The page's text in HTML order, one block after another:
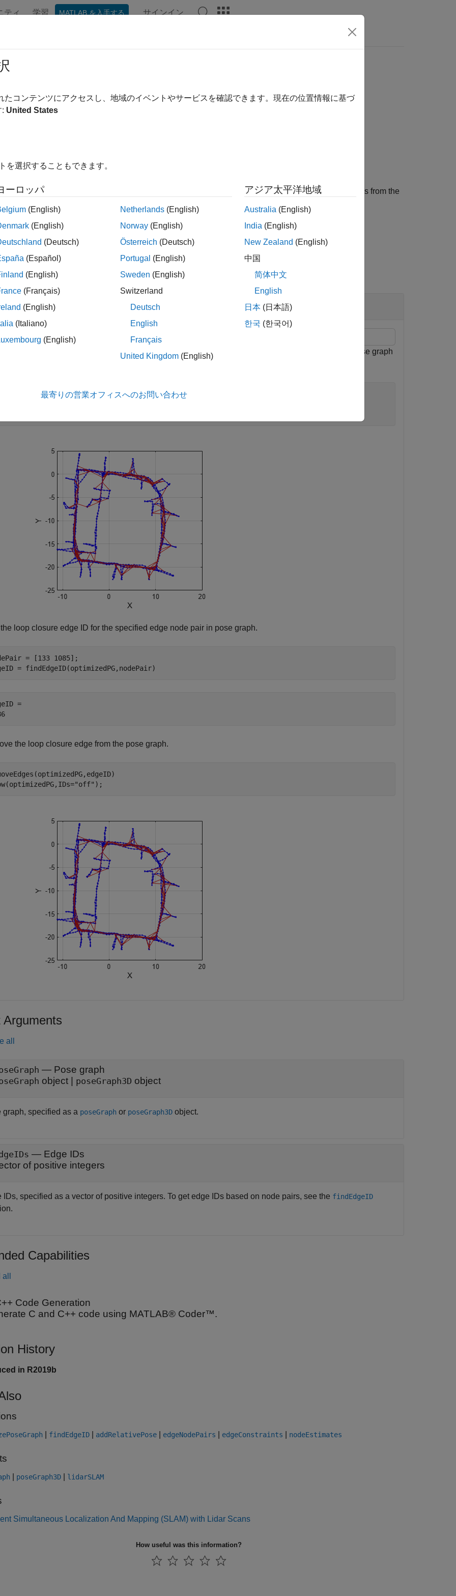
ティ 学習 MATLAB を入手する サインイン
loop closure edges from graph
poseGraph
removes loop closure edges, landmark edges, or duplicate incremental edges from the
all
Loop Closure Edges from Pose Graph
that contains a 2-D pose graph. Optimize the pose graph. Plot the pose graph
intel-2d-posegraph.mat pg
loop closure edge ID for the specified edge node pair in pose graph.
= [133 1085];
= findEdgeID(optimizedPG,nodePair)
=
the loop closure edge from the pose graph.
"off" );
Arguments
all
— Pose graph
object poseGraph3D object
graph, specified as a poseGraph or poseGraph3D object.
— Edge IDs
of positive integers
IDs, specified as a vector of positive integers. To get edge IDs based on node pairs, see the findEdgeID
Capabilities
Code Generation
C and C++ code using MATLAB® Coder™.
History
in R2019b
findEdgeID addRelativePose edgeNodePairs edgeConstraints nodeEstimates
poseGraph3D lidarSLAM
Simultaneous Localization And Mapping (SLAM) with Lidar Scans
How useful was this information?
たコンテンツにアクセスし、地域のイベントやサービスを確認できます。現在の位置情報に基づ
: United States
を選択することもできます。
ーロッパ
(English)
(English)
(Deutsch)
(Español)
(English)
(Français)
(English)
(Italiano)
(English)
Netherlands (English)
Norway (English)
Österreich (Deutsch)
Portugal (English)
Sweden (English)
Switzerland
Deutsch
English
Français
United Kingdom (English)
アジア太平洋地域
Australia (English)
India (English)
New Zealand (English)
中国
简体中文
English
日本 (日本語)
한국 (한국어)
最寄りの営業オフィスへのお問い合わせ